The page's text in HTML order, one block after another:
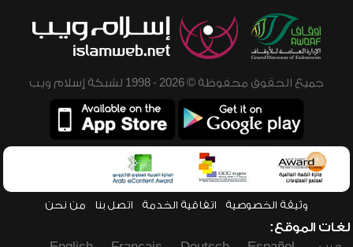
جميع الحقوق محفوظة © 2026 - 1998 لشبكة إسلام ويب
وثيقة الخصوصية اتفاقية الخدمة اتصل بنا من نحن
لغات الموقع: